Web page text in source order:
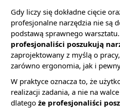
Gdy liczy się dokładne cięcie
profesjonalne narzędzia nie są
podstawą sprawnego
profesjonaliści poszukują
zaprojektowany z myślą o
zarówno ergonomia, jak i
W praktyce oznacza to, że
realizacji zadania, a nie na
dlatego że profesjonaliści